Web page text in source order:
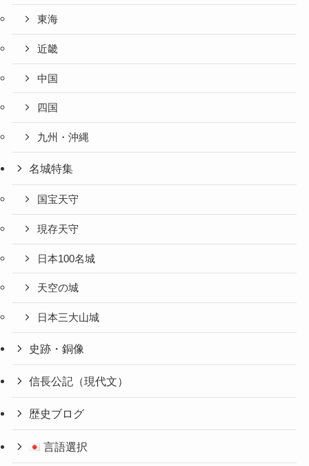
東海
近畿
中国
四国
九州・沖縄
名城特集
国宝天守
現存天守
日本100名城
天空の城
日本三大山城
史跡・銅像
信長公記（現代文）
歴史ブログ
言語選択